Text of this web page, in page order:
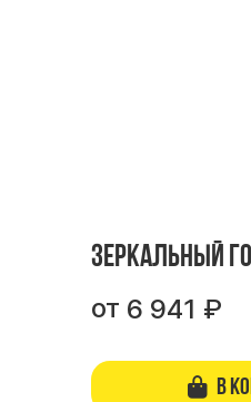
Зеркальный
от 6 941 ₽
В